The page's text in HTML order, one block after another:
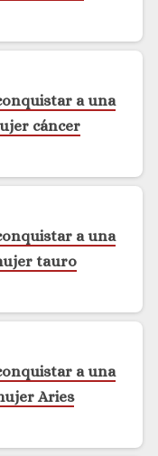
a una
cáncer
a una
tauro
a una
Aries